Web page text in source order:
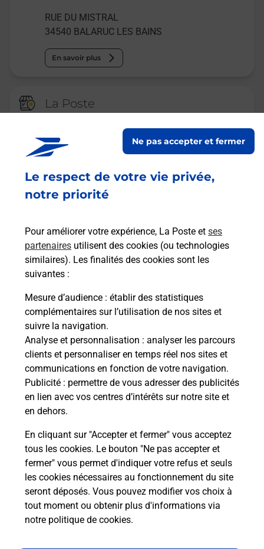
Le respect de votre vie privée,
notre priorité
Pour améliorer votre expérience, La Poste et ses
partenaires utilisent des cookies (ou technologies
similaires). Les finalités des cookies sont les
suivantes :
Mesure d’audience : établir des statistiques
complémentaires sur l’utilisation de nos sites et
suivre la navigation.
Analyse et personnalisation : analyser les parcours
clients et personnaliser en temps réel nos sites et
communications en fonction de votre navigation.
Publicité : permettre de vous adresser des publicités
en lien avec vos centres d’intérêts sur notre site et
en dehors.
En cliquant sur "Accepter et fermer" vous acceptez
tous les cookies. Le bouton "Ne pas accepter et
fermer" vous permet d'indiquer votre refus et seuls
les cookies nécessaires au fonctionnement du site
seront déposés. Vous pouvez modifier vos choix à
tout moment ou obtenir plus d'informations via
notre politique de cookies.
Ne pas accepter et fermer
RUE DU MISTRAL
34540 BALARUC LES BAINS
En savoir plus
La Poste
Fermé ouvre lundi à 09h00
LA PEYRADE
34110 FRONTIGNAN
Malin !
La Poste
en ligne
Ouvert 24h/24
En savoir plus
FRONTIGNAN
FRONTIGNAN MAS DE KLE PDC1